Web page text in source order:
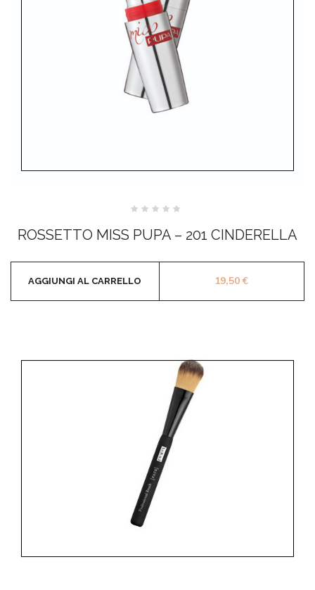
su
5
ROSSETTO MISS PUPA – 201 CINDERELLA
19,50€
AGGIUNGI AL CARRELLO